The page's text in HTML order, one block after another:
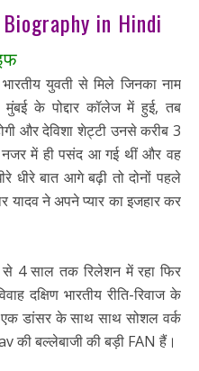
in Hindi
युवती से मिले जिनका नाम
के पोद्दार कॉलेज में हुई, तब
और देविशा शेट्टी उनसे करीब 3
नजर में ही पसंद आ गई थीं और वह
बात आगे बढ़ी तो दोनों पहले
यादव ने अपने प्यार का इजहार कर
4 साल तक रिलेशन में रहा फिर
दक्षिण भारतीय रीति-रिवाज के
एक डांसर के साथ साथ सोशल वर्क
की बल्लेबाजी की बड़ी FAN हैं।